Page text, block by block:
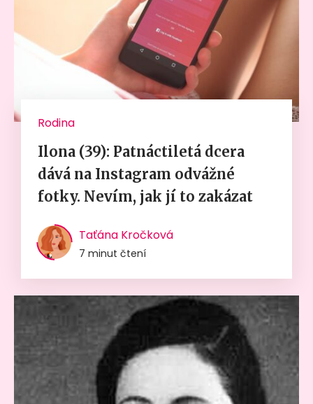
Rodina
Ilona (39): Patnáctiletá dcera
dává na Instagram odvážné
fotky. Nevím, jak jí to zakázat
Taťána Kročková
7 minut čtení